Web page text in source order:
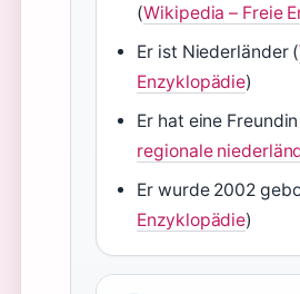
(Wikipedia – Freie
Er ist Niederländer (
Enzyklopädie)
Er hat eine
regionale
Er wurde 2002
Enzyklopädie)